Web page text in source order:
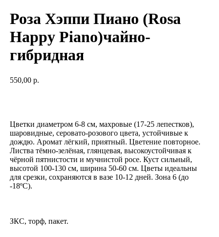
Роза Хэппи Пиано (Rosa
Happy Piano)чайно-
гибридная
550,00 р.
Цветки диаметром 6-8 см, махровые (17-25 лепестков),
шаровидные, серовато-розового цвета, устойчивые к
дождю. Аромат лёгкий, приятный. Цветение повторное.
Листва тёмно-зелёная, глянцевая, высокоустойчивая к
чёрной пятнистости и мучнистой росе. Куст сильный,
высотой 100-130 см, ширина 50-60 см. Цветы идеальны
для срезки, сохраняются в вазе 10-12 дней. Зона 6 (до
-18ºС).
ЗКС, торф, пакет.